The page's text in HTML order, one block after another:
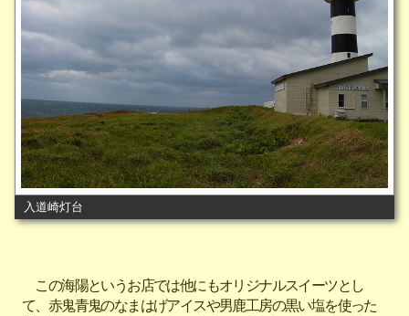
入道崎灯台
この海陽というお店では他にもオリジナルスイーツとし
て、赤鬼青鬼のなまはげアイスや男鹿工房の黒い塩を使った